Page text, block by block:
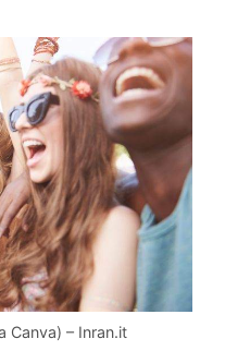
Canva) – Inran.it